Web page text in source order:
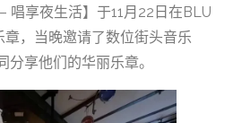
唱享夜生活】于11月22日在BLU
，当晚邀请了数位街头音乐
分享他们的华丽乐章。